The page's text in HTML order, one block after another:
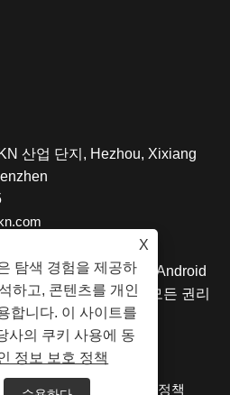
X
탐색 경험을 제공하
하고, 콘텐츠를 개인
합니다. 이 사이트를
사의 쿠키 사용에 동
정보 보호 정책
산업 단지, Hezhou, Xixiang
Co., Ltd. - 태블릿 PC, Android
PC, 교육 태블릿 모든 권리
보유
XML 개인 정보 보호 정책